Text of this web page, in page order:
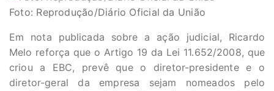
Foto: Reprodução/Diário Oficial da União
Em nota publicada sobre a ação judicial, Ricardo
Melo reforça que o Artigo 19 da Lei 11.652/2008, que
criou a EBC, prevê que o diretor-presidente e o
diretor-geral da empresa sejam nomeados pelo